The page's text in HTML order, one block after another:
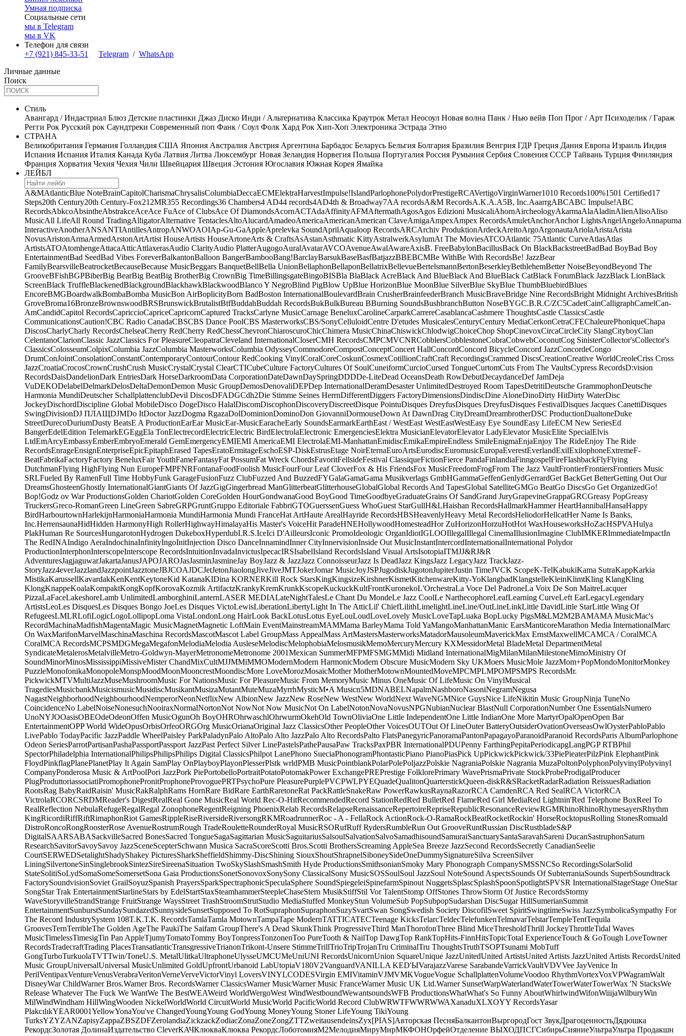
Умная подписка
Социальные сети
мы в Telegram
мы в VK
Телефон для связи
+7 (921) 845-33-51
Telegram / WhatsApp
Личные данные
Поиск
Стиль
Авангард / Индастриал Блюз Детские пластинки Джаз Диско Инди / Альтернатива Классика Краутрок Метал Неосоул Новая волна Панк / Нью вейв Поп Прог / Арт Психоделик / Гараж
Регги Рок Русский рок Саундтреки Современный поп Фанк / Соул Фолк Хард Рок Хип-Хоп Электроника Эстрада Этно
СТРАНА
Великобритания Германия Голландия США Япония Австралия Австрия Аргентина Барбадос Беларусь Бельгия Болгария Бразилия Венгрия ГДР Греция Дания Европа Израиль Индия
Испания Испания Италия Канада Куба Латвия Литва Люксембург Новая Зеландия Норвегия Польша Португалия Россия Румыния Сербия Словения СССР Тайвань Турция Финляндия
Франция Хорватия Чехия Чехия Чили Швейцария Швеция Эстония Югославия Южная Корея Ямайка
ЛЕЙБЛ
A&MAtlanticBlue NoteBrainCapitolCharismaChrysalisColumbiaDeccaECMElektraHarvestImpulse!IslandParlophonePolydorPrestigeRCAVertigoVirginWarner1010 Records100%1501 Certified17
Steps20th Century20th Century-Fox21 2MR355 Recordings36 Chambers4 AD44 records4AD4th & Broadway7AA recordsA&M RecordsA.K.A.A5B, Inc.AaarrgABCABC Impulse!ABC
RecordsAbkcoAbsintheAbstrakceAceAce FuAce of ClubsAce Of DiamondsAcornACTAdaAffinityAFMAftermathAgosAgos Edizioni MusicaliAhornAircheologyAkarmaAlaAladinAlienAlisoAliso
MusicAll LifeAll Round TradingAlligatorAlternative TentaclesAltoAlucardAmadeoAmericaAmericanAmerican ClaveAmigaAmpexAmpex RecordsAmuletAnchorAnchor LightsAngelAngeloAnnapurna
InteractiveAnotherANSANTIAntillesAntropANWOAOIAp-Gu-GaAppleAprelevka SoundAprilAqualoop RecordsARCArchiv ProduktionArdeckAreitoArgoArgonautaAriolaAristaArista
NovusAristonArmaArmedArstonArtArtist HouseArtists HouseArtoneArts & CraftsAsAstanAsthmatic KittyAstralwerkAsylumAt The MoviesATCOAtlantic 75Atlantic CurveAtlasAtlas
ArtistsATOAtomhengeAttacaAtticAttlaxerasAudio ClarityAudio PlatterAugogoAuralAvatarAVCOAvenueAwalAwareAxisB. FreeBabylonBacillusBack On BlackBackstreetBadBad BoyBad Boy
EntertainmentBad SeedBad Vibes ForeverBalkantonBalloon BangerBambooBang!BarclayBarsukBaseBasfBatjazzBBEBCMBe WithBe With RecordsBe! JazzBear
FamilyBearsvilleBeatrocketBecauseBecause MusicBeggars BanquetBellBella UnionBellaphonBellaponBellatrixBellevueBertelsmannBertonBeserkleyBethlehemBetter NoiseBeyondBeyond The
GrooveBFishBGPBiberBig BearBig BeatBig BrotherBig CrownBig TimeBillingsgateBingoBISBla BlaBlack AcreBlack And BlueBlack And BlueBlack CatBlack ForumBlack JazzBlack LionBlack
ScreenBlack TruffleBlackenedBlackgroundBlackhawkBlackwoodBlanco Y NegroBlind PigBlow UpBlue HorizonBlue MoonBlue SilverBlue SkyBlue ThumbBluebirdBlues
EncoreBMGBoardwalkBombaBomba MusicBon AirBoplicityBorn BadBoston InternationalBoulevardBrain CrusherBrainfeederBranch MusicBraveBridge Nine RecordsBright Midnight ArchivesBritish
GroveBroma16BronzeBrownswoodBRSBrunswickBrutalistBtfBuddahBuddah RecordsBukBulkBureau BBurning SoundsBushbranchButton NoseBYGC.B.R.C/ZC5CadetCainCalligraphCamelCan-
AmCandidCapitol RecordsCapriccioCapriceCapricornCaptured TracksCarlyne MusicCarnage BeneluxCarolineCarparkCarrereCasablancaCashmere ThoughtsCastle ClassicsCastle
CommunicationsCaution!CBC Radio CanadaCBSCBS Dance PoolCBS MasterworksCBS/SonyCelluloidCentre D'etudes MusicalesCenturyCentury MediaCerkonCetraCFEChaleurePhoniqueChapa
DiscosCharlyCharly RecordsChelseaCherry RedCherry RedChessChevronChiaroscuroChicChimera MusicChinaChiswickChlodwigChoiceChop ShopCinevoxCircaCircleCity SlangCityboyClan
CelentanoClarionClassic JazzClassics For PleasureCleopatraCleveland InternationalCloserCMH RecordsCMPCMVCNRCobblersCobblestoneCobraCobwebCoconutCog SinisterCollector'sCollector's
ClassicsColosseumColpixColumbia JazzColumbia MasterworksColumbia OdysseyCommodoreCompostConceptConcert HallConcordConcord BicycleConcord JazzConcordeCongo
DrumConJointConsolationConstantContemporaryContourContour RedCooking VinylCoralCoreCoskunCosmexCotillionCraftCraft RecordingsCrammed DiscsCreationCreative WorldCreoleCriss Cross
JazzCroatiaCrocosCrownCrushCrush MusicCrystalCrystal ClearCTICubeCulture FactoryCultures Of SoulCuneiformCurcioCursed TongueCurtomCuts From The VaultsCypress RecordsD:vision
RecordsDaisDandelionDark EntriesDark HorseDarkroomData CorporationDateDawnDaySpringDDDDe-LiteDead OceansDeath RowDebutDecaydanceDef JamDeja
VuDEKODelabelDelmarkDelosDeltaDemonDemon Music GroupDemosDenovaliDEPDep InternationalDeramDesaster UnlimitedDestroyed Room TapesDetritiDeutsche GrammophonDeutsche
Harmonia MundiDeutscher SchallplattenclubDevil DiscosDFADGCdh2Die Stimme Seines HerrnDifferentDiggers FactoryDimensionsDindiscDine AloneDinoDirty HitDirty WaterDisc
JockeyDischordDiscipline Global MobileDisco DogeDisco HalalDiscomDiscophonDiscoveryDiscreetDisque PointuDisques DreyfusDisques DreyfusDisques FestivalDisques Jacques CanettiDisques
SwingDivisionDJ ПЛАЩDJMDo ItDoctor JazzDogma RgazaDolDominionDominoDon GiovanniDormouseDown At DawnDrag CityDreamDreambrotherDSC ProductionDualtoneDuke
StreetDurecoDuriumDusty BeatsE A ProductionEarEar MusicEar-MusicEaracheEarly SoundsEarmarkEarthEast / WestEast WestEastWestEasy Eye SoundEasy LifeECM New SeriesEd
BangerEdelEdition TelemarkEGEggEla TonElectrecordElectricElectric BirdElectrolaElectronic EmergenciesElektra MusicianElevatorElevator LadyElevator MusicElite SpecialElvis
LtdEmArcyEmbassyEmberEmbryoEmerald GemEmergencyEMIEMI AmericaEMI ElectrolaEMI-ManhattanEmidiscEmikaEmpireEndless SmileEnigmaEnjaEnjoy The RideEnjoy The Ride
RecordsEnrageEnsignEnterpriseEpicEpitaphErased TapesEratoErmitageEschoESP-DiskEstrusEtage NoirEternaEuroArtsEurodiscEuromusicEuropaEverestEverlandExilExilophoneExtremeF-
BeatFabrikaFactoryFactory BeneluxFair YouthFameFantasyFat PossumFat Wreck ChordsFavoritFellsideFestival ClassiqueFictionFierce PandaFinlandiaFinngospelFireFlashbackFlyFlying
DutchmanFlying HighFlying Nun EuropeFMPFNRFontanaFoodFoolish MusicFourFour Leaf CloverFox & His FriendsFox MusicFreedomFrogFrom The Jazz VaultFrontierFrontiersFrontiers Music
SRLFueled By RamenFull Time HobbyFunk GarageFusionFuzz ClubFuzzed And BuzzedFYGalaGamaGama Musikverlags GmbHGammaGeffenGenlydGerrardGet BackGet BetterGetting Out Our
DreamsGhosteenGhostly InternationalGiantGiants Of JazzGigGingerbread ManGlitterbeatGlitterhouseGlobalGlobal Records And TapesGlobal SatelliteGMGo BeatGo DiscsGo Get OrganizedGo!
Bop!Godz ov War ProductionsGolden ChariotGolden CoreGolden HourGondwanaGood BoyGood TimeGoodbyeGraduateGrains Of SandGrand JuryGrapevineGrappaGRCGreasy PopGreasy
TruckersGreco-RomanGreen LineGreen SabreGRPGruntGruppo Editoriale FabbriGTOGuerssenGuess WhoGuest StarGullH&LHaishan RecordsHallmarkHammer HeartHannibalHansaHappy
BirdHarbourtownHarlekijnHarmoniaHarmonia MundiHarmonia Mundi FranceHat ArtHaute ArealHayride RecordsHBSHeavenlyHeavy Metal RecordsHeliodorHellcatHer Name Is Banks,
Inc.HerrensaunaHidHidden HarmonyHigh RollerHighwayHimalayaHis Master's VoiceHit ParadeHNEHollywoodHomesteadHor ZuHorizonHorzuHotHot WaxHouseworksHoZacHSPVAHulya
PlakHuman Re SourcesHungarotonHydrogen DukeboxHyperdubI.R.S.IceIci D'AilleursIconic PromoIdeologic OrganIdiotIGLOOIllegalIllegal CinemaIllusionImagine ClubIMKERImmediateImpactIn
The RedINAIndigo AeraIndochinaInfinityIngoInitInjection Disco DanceInnamindInner CityInnervisionInside Out MusicInstantIntercordInternationalInternational Polydor
ProductionInterphonInterscopeInterscope RecordsIntuitionInvadaInvictusIpecacIRSIsabelIsland RecordsIsland Visual ArtsIsotopiaITMJJ&RJ&R
AdventuresJagjaguwarJakartaJanusJAPOJAROJasJasminJasmineJay BoyJazz & JazzJazz ConnoisseurJazz Is DeadJazz KingsJazz LegacyJazz TrackJazz-
StoryJazz4everJazzlandJazzpointJazztoneJBJCOAJDCJetJetonJiaolongJiveJiveJMTJokerJomar MusicJoyJSPJugodiskJugotonJupiterJustin TimeJVCK ScopeK-TelKabukiKama SutraKappKarkia
MistikaKarussellKavardakKenKentKeytoneKid KatanaKIDina KORNERKill Rock StarsKingKingsizeKirshnerKismetKitchenwareKitty-YoKlangbadKlangstelleKleinKlimtKling KlangKling
KlongKnappeKoalaKompaktKongKopfKorovaKozmik ArtifactzKrankyKremKrunkKscopeKuckuckKultFrontKuronekoL'OrchestraLa Voce Del PadroneLa Voix De Son MaitreLacquer
PizzaLaFaceLakeshoreLamb UnlimitedLamborghiniLanternLASER MEDIALateNightTalesLe Chant Du MondeLe Jazz CoolLe NarthecophoreLeafLearning CurveLeft EarLegacyLegendary
ArtistsLeoLes DisquesLes Disques Bongo JoeLes Disques VictoLewisLiberationLibertyLight In The AtticLil' ChiefLilithLimelightLineLine/OutLineLinkLittle DavidLittle StarLittle Wing Of
RefugeesLMLRLofiLogicLogoLollipopLoma VistaLondonLong HairLook BackLotusLotus EyeLouLoudLoveLovely MusicLoveTapLuaka BopLucky PigsM&LM2M2BAMAMA MusicMac's
RecordMachinaMadfishMagentaMagic MusicMagnetMagnetic LoftMain EventMainstreamMAMMama BarleyMama Told YaMangoManhattanManic EarsManticoreMarathon Media InternationalMarc
On WaxMarifonMarvelMaschinaMaschina RecordsMascotMascot Label GroupMass AppealMass ArtMastersMasterworksMatadorMausoleumMaverickMax ErnstMaxwellMCAMCA / CoralMCA
CoralMCA RecordsMCPSMDGMegaMegafonMelodiaMelodia AusleseMelodiscMelophobiaMelosmusikMemoMercuryMercury KXMessidorMetal BladeMetal DepartmentMetal
SyndicateMetalerosMetalvilleMetro-Goldwyn-MayerMetronomeMetronome 2001Mexican SummerMFPMFSMGMMidi Midland InternationalMigMilanMilanMilestoneMimoMinistry Of
SoundMinorMinosMississippiMissiveMister ChandMixCultMJJMMiMMOModernModern HarmonicModern Obscure MusicModern Sky UKMoers MusicMole JazzMom+PopMondoMonitorMonkey
PuzzleMonofonikaMonopoleMonspMoodMoonMooncrestMoondiscMore LoveMorozMosaicMother MotherMotownMountedMoveMPCMPLMPOMPSMPS RecordsMr.
PickwickMTVMultiJazzMuseMushroomMusic For NationsMusic For PleasureMusic From MemoryMusic Minus OneMusic Of LifeMusic On VinylMusical
TragediesMusicbankMusicismusicMusidiscMusikantMusizaMutantMuteMuzaMyrrhMysticM•A Musicn5MDNABELNapalmNashboroNasoniNegramNegusa
NagastNeighborhoodNeighbourhoodNemperorNeonNetflixNew AlbionNew JazzNew RoseNew WestNew WorldNext WaveNGMNice GuysNice LifeNikitin Music GroupNinja TuneNo
CoincidenceNo LabelNoiseNonesuchNooiraxNormalNortonNot NowNot Now MusicNot On LabelNotonNovaNovusNPGNubianNuclear BlastNull CorporationNumber One EssentialsNumero
UnoNYJOOasisOBEOdeOdeonOffen MusicOgunOh BoyOHROhrwaschlOhrwurmOkehOld TownOliviaOne Little IndependentOne Little IndianOne More MartyrOpalOpenOpen Bar
EntertainmentOPP World WideOpusOrbisOrfeoORGOrg MusicOrianaOriginal Jazz ClassicsOther PeopleOther VoicesOUTOut Of LineOuter BatteryOutsiderOvationOverseasOwlOysterPabloPablo
LivePablo TodayPacific JazzPaddle WheelPaisley ParkPaladynPalo AltoPalo Alto JazzPalo Alto RecordsPalto FlatsPanegyricPanoramaPantonPapagayoParanoidParanoid RecordsParis AlbumParlophone
Odeon SeriesParrotPartisanPashaPassportPassport JazzPast Perfect Silver LinePastelsPathePausaPaw TracksPaxPBR InternationalPDUPenny FarthingPepitaPeriodicapgLangPGP RTBPhil
SpectorPhiladelphia InternationalPhilipsPhilipsPhilips Digital ClassicsPhilpot LanePhono SueciaPhonogramPhontasticPiano PianoPiasPick UpPickwickPickwick/33PiePieaterPilzPink ElephantPink
FloydPinkflagPlanePlanetPlay It Again SamPlay OnPlayboyPlayonPlesserPlstk wrldPMB MusicPointblankPolarPolePoljazzPolskie NagraniaPolskie Nagrania MuzaPoltonPolyphonPolyvinylPolyvinyl
CompanyPonderosa Music & ArtPoolPori JazzPork PiePortobelloPortraitPotatoPotomakPower ExchangePREPrestige FolklorePrimary WavePrismaPrivate StockProbeProdigalProducer
PlugProduttoriassociatiPromophonePronitProphoneProvoguePRTPsychoPure PleasurePurplePVCPWLPYEQuadeQualitonQuarterstickQueen-diskR&SRacketRadarRadiation ReissuesRadiation
RootsRag BabyRaidRaisin' MusicRakRalphRams HornRare BidRare EarthRaretoneRat PackRattleSnakeRaw PowerRawkusRaynaRazorRCA CamdenRCA Red SealRCA VictorRCA
VictrolaRCORCSRDMReader's DigestRealReal Gone MusicReal World Rec-O-HitRecommendedRecord StationRedRed BulletRed FlameRed Girl MediaRed Lightnin'Red Telephone BoxReel To
RealReflection NebulaRefugeRegalRegal ZonophoneRegentReigning PhoenixRelab RecordsRelapseRenaissanceRepertoireRepriseRepublicResonanceReviewRGMRhinoRhinoRhymesayersRhythm
KingRicordiRiffRiftRimaphonRiot GamesRippleRiseRiversideRiversongRKMRoadrunnerRoc - A - FellaRock ActionRock-O-RamaRockBeatRocketRockin' HorseRocktopusRolling StonesRomuald
DistroRoncoRongRoosterRose AvenueRostrumRough TradeRouletteRounderRoyal MusicRSORufRuff RydersRumbleRun Out GrooveRuntRussian DiscRustbladeS&P
DigitalSAARSABASackvilleSacred BonesSacred TongueSagaSagittarian MusicSaguitariusSalsoulSalvationSalvoSamadhisoundSamuraiSanctuarySantaSaravahSareni DucanSastruphonSaturn
ResearchSavitorSavoySavoy JazzSceneScepterSchwann Musica SacraScoreScotti Bros.Scotti BrothersScreaming AppleSea Breeze JazzSecond RecordsSecretly CanadianSeelie
CourtSERWEDSetalightShadyShakey PicturesSharkSheffieldShimmy-DiscShining SiouxShoutShrapnelSiboneySideOneDummySignatureSilva ScreenSilver
LiningSilvertoneSinSinglebrookSintezSireSireenaSituation TwoSkySlashSmashSmith Hyde ProductionsSmithsonianSmoky Mary Phonograph CompanySMSSNCSo RecordingsSolarSolid
StateSolitiSoLydSomaSomeSomersetSona Gaia ProductionsSonetSonovoxSonySony ClassicalSony MusicSOSSoulSoul JazzSoul NoteSound AspectsSounds Of SubterraniaSounds SuperbSoundtrack
FactorySoundvisionSoviet GrailSoyuzSpanish PrayersSparkSpectraphonicSpeculaSphere SoundSpiegeleiSpinefarmSpinout NuggetsSplascSplashSpoonSpotlightSPVSR InternationalStageStage OneStar
SongStar Trak EntertainmentStarlineStars by EdelStartStaxSteamhammerSteepleChaseStern MusikStiffStil Vor TalentStomp OffStones ThrowStorm Of Justice RecordsStormy
WaveStoryvilleStrandStrange FruitStrange WaysStreet TrashStroomStrutStudio MediaStuffed MonkeyStun VolumeSub PopSubpopSudarshan DiscSugar HillSumerianSummit
EntertainmentSunburstSundaySundazedSunnysideSunsetSupposed To RotSupraphonSupraphonSuzySvartSwan SongSwedish Society DiscofilSweet SpiritSwingtimeSwiss JazzSymbolicaSympathy For
The Record IndustrySystem 108T.K.T.K. RecordsTamlaTamla MotownTampaTape ModernTATTICATECTeenage KicksTelarcTeldecTelefunkenTelmavarTelstarTempleTentTequila
GroovesTernTerribleThe Golden AgeThe PaukiThe Saifam GroupThere's A Dead SkunkThink ProgressiveThird ManThorofonThree Blind MiceThresholdThrill JockeyThrottleTidal Waves
MusicTimelessTimesigTin Pan AppleTjumyTomatoTommy BoyTonpressTonzonenToo PureTooth & NailTop DawgTop RankTopHits-FinnHitsTopicTotal ExperienceTouch & GoTough LoveTowner
RecordsTradecraftTrading PlacesTransatlanticTransgressiveTrianonTrikont-Unsere StimmeTrillTrioTripTrojanTru CriminalTru ThoughtsTruthTSOPTsunami MobTuff
GongTurboTurkuolaTVTTwin/ToneU.S. MetalUlitkaUltraphoneUlysseUMCUMeUniUNI RecordsUnicornUnion SquareUnique JazzUnitedUnited ArtistsUnited Artists JazzUnited Artists RecordsUnited
Music GroupUniversalUniversal MusicUnlimited GoldUpfrontUrbanoid LabUtopiaV180V2VanguardVANILLA KED'ЫVarajazzVarese SarabandeVarrickVaultVDVVee JayVenice In
PerilVentipaxVentureVenusVerabraVeritonVerneVerveVictorVinyl LoversVINYLCODESVirgin EMIVitaminVJMVMKVogueVogue SchallplattenVolumeVoodoo RhythmVortexVoxVPWagramWalt
DisneyWar ChildWarner Bros.Warner Bros. RecordsWarner ClassicsWarner MusicWarner Music FranceWarner Music UK Ltd.Warner SunsetWarpWaterlandWaterTowerWaterTowerWax 'N StacksWe
Release Whatever The Fuck We WantWe The BestWEAWeird WorldWergoWest WindWestboundWewantsoundsWFB ProductionsWhatWhat's So Funny AboutWhirlwindWifonWiiijaWilburyWin
MilWindWindham HillWingWooden NickelWorldWorld CircuitWorld MusicWorld PacificWorld Record ClubWRWTFWWRWWAXanaduXLXOYY RecordsYasar
PlakcılıkYEAR0001YellowYonaYou've ChangedYoungYoung GodYoung MoneyYoung Stoner LifeYoung TikiYoung
TurksYZYZANZapisyZappaZBSZDFZerolandiaZickzackZodiacZonaZoneZongZTTZweitausendeinsZyx[PIAS]Авторская ПесняБалкантонВыргородГост ЗвукДрагоценностьДядюшка
РекордсЗолотая ДолинаИздательство CleverКАЧКлюкваКлюква РекордсЛоботомияМ2МелодияМируМирМКФОНОрфейОтделение ВЫХОДПСГСибирьСияниеУльтраУльтра Продакшн